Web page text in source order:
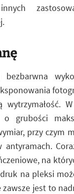
bezbarwna
wytrzymałość.
grubości
przy czym
antyramach.
na
na pleksi
jest to